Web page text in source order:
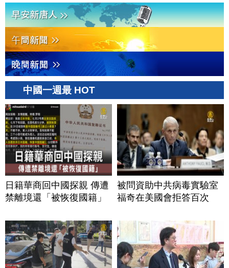
中國一週最 HOT
日籍華商回中國探親 傳遭
禁離境還「被恢復國籍」
被問資助中共病毒實驗室
福奇在美國會拒答百次